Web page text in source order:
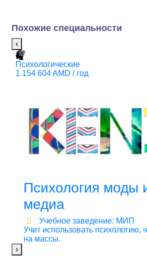
Похожие специальности
‹
Психологические
1 154 604 AMD / год
Психология моды
медиа
Учебное заведение: МИП
Учит использовать психологию,
на массы.
›